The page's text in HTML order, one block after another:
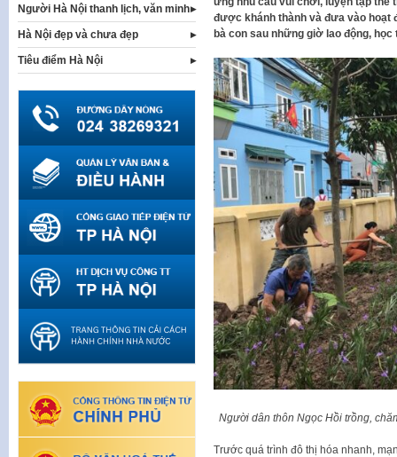
được khánh thành và đưa vào hoạt
bà con sau những giờ lao động, học
Người dân thôn Ngọc Hồi trồng,
Trước quá trình đô thị hóa nhanh,
Người Hà Nội thanh lịch, văn minh
Hà Nội đẹp và chưa đẹp
Tiêu điểm Hà Nội